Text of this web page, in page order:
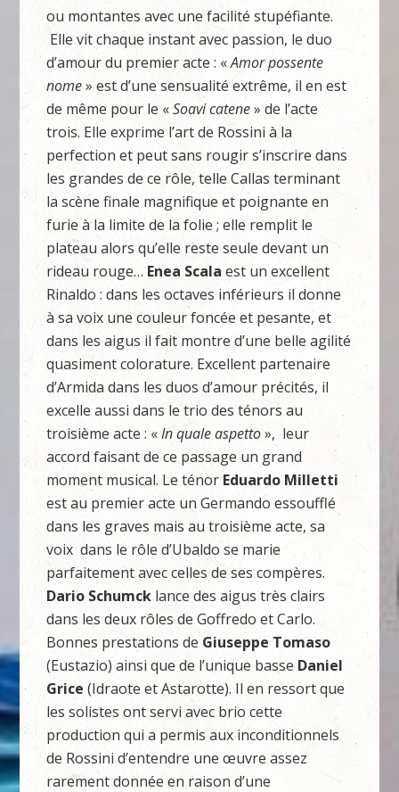
ou montantes avec une facilité stupéfiante.
Elle vit chaque instant avec passion, le duo
d’amour du premier acte : «Amor possente
nome» est d’une sensualité extrême, il en est
de même pour le «Soavi catene» de l’acte
trois. Elle exprime l’art de Rossini à la
perfection et peut sans rougir s’inscrire dans
les grandes de ce rôle, telle Callas terminant
la scène finale magnifique et poignante en
furie à la limite de la folie ; elle remplit le
plateau alors qu’elle reste seule devant un
rideau rouge… Enea Scala est un excellent
Rinaldo : dans les octaves inférieurs il donne
à sa voix une couleur foncée et pesante, et
dans les aigus il fait montre d’une belle agilité
quasiment colorature. Excellent partenaire
d’Armida dans les duos d’amour précités, il
excelle aussi dans le trio des ténors au
troisième acte : «In quale aspetto», leur
accord faisant de ce passage un grand
moment musical. Le ténor Eduardo Milletti
est au premier acte un Germando essoufflé
dans les graves mais au troisième acte, sa
voix dans le rôle d’Ubaldo se marie
parfaitement avec celles de ses compères.
Dario Schumck lance des aigus très clairs
dans les deux rôles de Goffredo et Carlo.
Bonnes prestations de Giuseppe Tomaso
(Eustazio) ainsi que de l’unique basse Daniel
Grice (Idraote et Astarotte). Il en ressort que
les solistes ont servi avec brio cette
production qui a permis aux inconditionnels
de Rossini d’entendre une œuvre assez
rarement donnée en raison d’une